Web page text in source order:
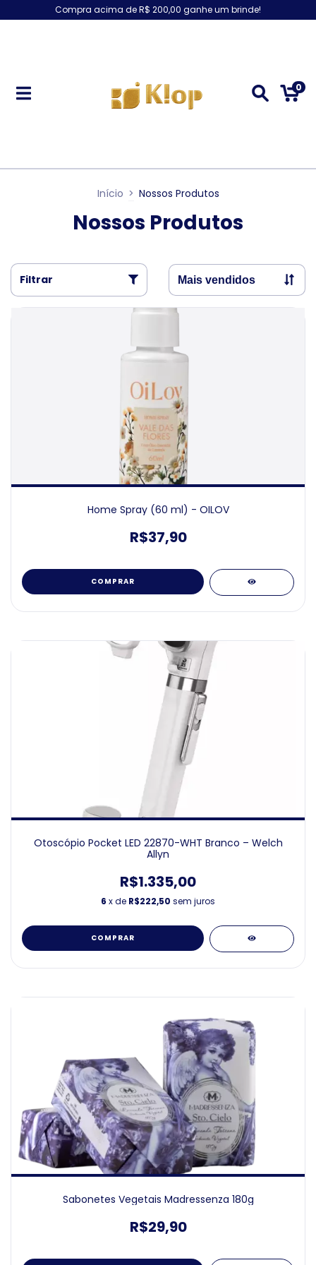
Compra acima de R$ 200,00 ganhe um brinde!
0
Início > Nossos Produtos
Nossos Produtos
Filtrar
Home Spray (60 ml) - OILOV
R$37,90
COMPRAR
Otoscópio Pocket LED 22870-WHT Branco – Welch
Allyn
R$1.335,00
6 x de R$222,50 sem juros
COMPRAR
Sabonetes Vegetais Madressenza 180g
R$29,90